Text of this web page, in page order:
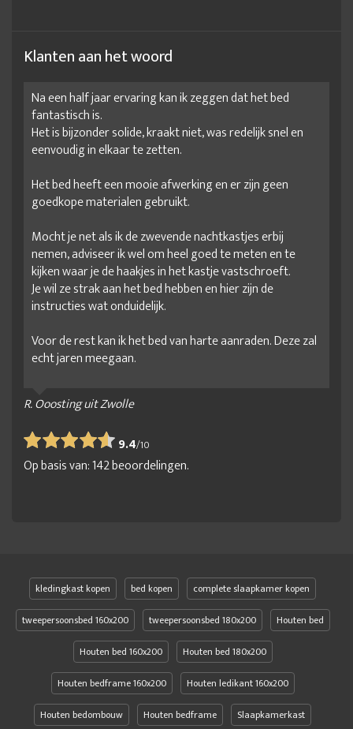
Klanten aan het woord
Na een half jaar ervaring kan ik zeggen dat het bed
fantastisch is.
Het is bijzonder solide, kraakt niet, was redelijk snel en
eenvoudig in elkaar te zetten.
Het bed heeft een mooie afwerking en er zijn geen
goedkope materialen gebruikt.
Mocht je net als ik de zwevende nachtkastjes erbij
nemen, adviseer ik wel om heel goed te meten en te
kijken waar je de haakjes in het kastje vastschroeft.
Je wil ze strak aan het bed hebben en hier zijn de
instructies wat onduidelijk.
Voor de rest kan ik het bed van harte aanraden. Deze zal
echt jaren meegaan.
R. Ooosting uit Zwolle
9.4/10
Op basis van:142beoordelingen.
kledingkast kopen bed kopen
complete slaapkamer kopen
tweepersoonsbed 160x200
tweepersoonsbed 180x200
Houten bed
Houten bed 160x200
Houten bed 180x200
Houten bedframe 160x200
Houten ledikant 160x200
Houten bedombouw
Houten bedframe Slaapkamerkast